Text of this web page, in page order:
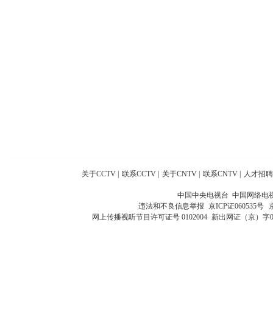
关于CCTV 联系CCTV 关于CNTV 联系CNTV 人才招聘
中国中央电视台 中国网络电
违法和不良信息举报 京ICP证060535号
网上传播视听节目许可证号 0102004 新出网证（京）